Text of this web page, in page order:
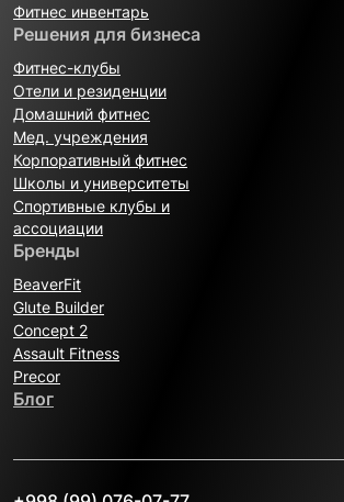
Фитнес инвентарь
Решения для бизнеса
Фитнес-клубы
Отели и резиденции
Домашний фитнес
Мед. учреждения
Корпоративный фитнес
Школы и университеты
Спортивные клубы и
ассоциации
Бренды
BeaverFit
Glute Builder
Concept 2
Assault Fitness
Precor
Блог